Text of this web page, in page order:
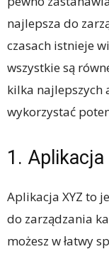
najlepsza do
czasach istnieje
wszystkie są
kilka najlepszych
wykorzystać
1. Aplikacja
Aplikacja XYZ to
do zarządzania
możesz w łatwy